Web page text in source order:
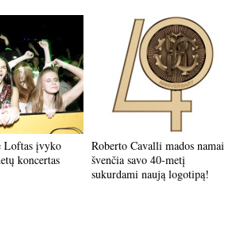
Loftas įvyko
koncertas
Roberto Cavalli mados namai
švenčia savo 40-metį
sukurdami naują logotipą!